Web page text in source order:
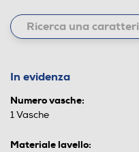
In evidenza
Numero vasche:
1 Vasche
Materiale lavello: